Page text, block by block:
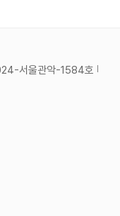
서울관악-1584호